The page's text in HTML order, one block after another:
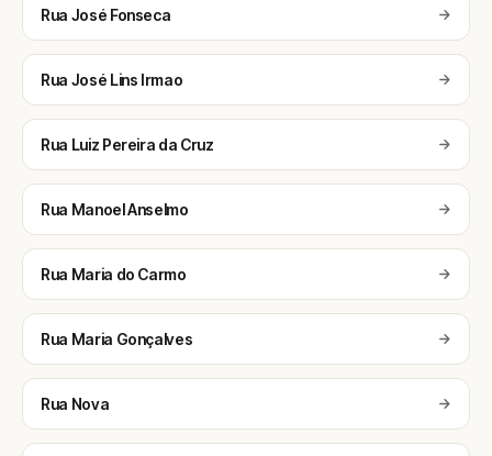
Rua José Fonseca
Rua José Lins Irmao
Rua Luiz Pereira da Cruz
Rua Manoel Anselmo
Rua Maria do Carmo
Rua Maria Gonçalves
Rua Nova